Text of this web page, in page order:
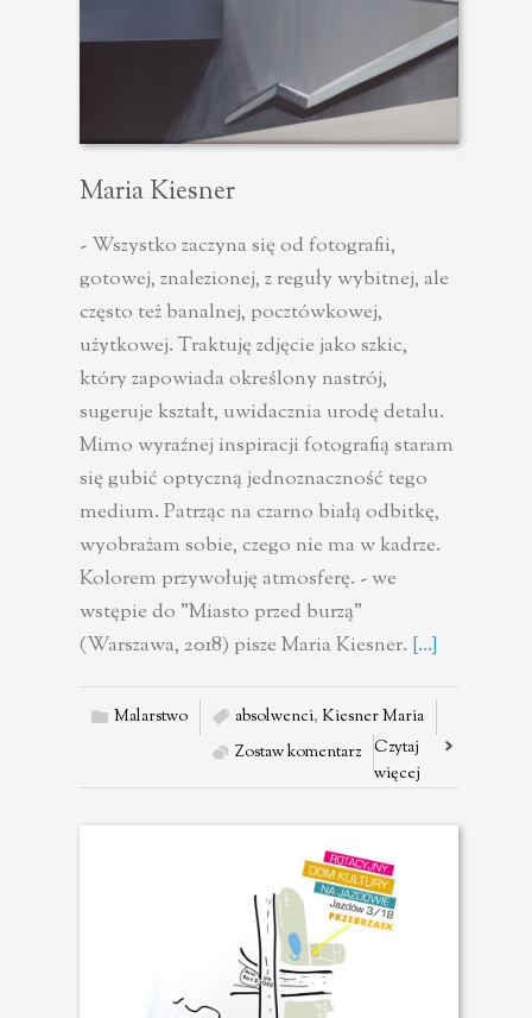
Maria Kiesner
- Wszystko zaczyna się od fotografii,
gotowej, znalezionej, z reguły wybitnej, ale
często też banalnej, pocztówkowej,
użytkowej. Traktuję zdjęcie jako szkic,
który zapowiada określony nastrój,
sugeruje kształt, uwidacznia urodę detalu.
Mimo wyraźnej inspiracji fotografią staram
się gubić optyczną jednoznaczność tego
medium. Patrząc na czarno białą odbitkę,
wyobrażam sobie, czego nie ma w kadrze.
Kolorem przywołuję atmosferę. - we
wstępie do "Miasto przed burzą"
(Warszawa, 2018) pisze Maria Kiesner. [...]
Malarstwo absolwenci, Kiesner Maria
Zostaw komentarz Czytaj
więcej